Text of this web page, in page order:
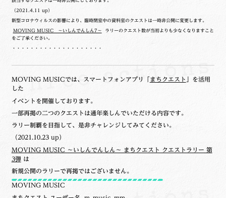
（2021.4.11 up）
新型コロナウィルスの影響により、臨時閉室中の資料室のクエストは一時非公開に変更します。
MOVING MUSIC ～いしんでんしん7～ ラリーのクエスト数が当初よりも少なくなりますこと
をご了承ください。
・・・・・・・・・・・・・・・・・・・・
MOVING MUSICでは、スマートフォンアプリ「 まちクエスト
」を活用
した
イベントを開催しております。
一部再掲の二つのクエストは通年楽しんでいただける内容です。
ラリー制覇を目指して、是非チャレンジしてみてください。
（2021.10.23 up）
MOVING MUSIC ～いしんでんしん～ まちクエスト クエストラリー 第
3弾は
新規公開のラリーで再掲ではございません。
MOVING MUSIC